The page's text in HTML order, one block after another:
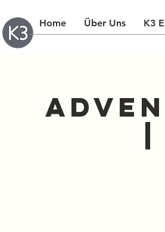
Home Über Uns K3